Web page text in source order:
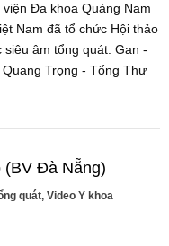
Đa khoa Quảng Nam
Nam đã tổ chức Hội thảo
âm tổng quát: Gan -
Trọng - Tổng Thư
Đà Nẵng)
quát, Video Y khoa